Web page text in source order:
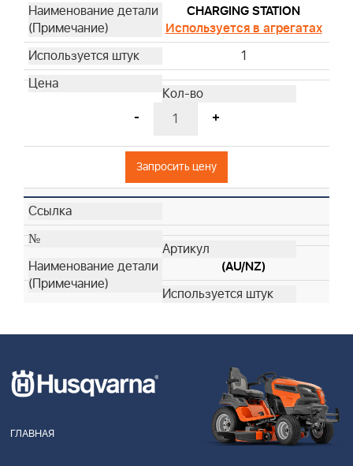
CHARGING STATION
Используется в агрегатах
1
- +
Запросить цену
(AU/NZ)
ГЛАВНАЯ